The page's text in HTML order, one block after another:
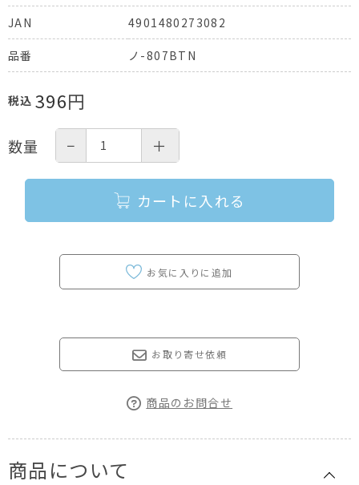
JAN
4901480273082
品番 ノ-807BTN
税込 396円
数量 − ＋
カートに入れる
お取り寄せ依頼
商品のお問合せ
商品について